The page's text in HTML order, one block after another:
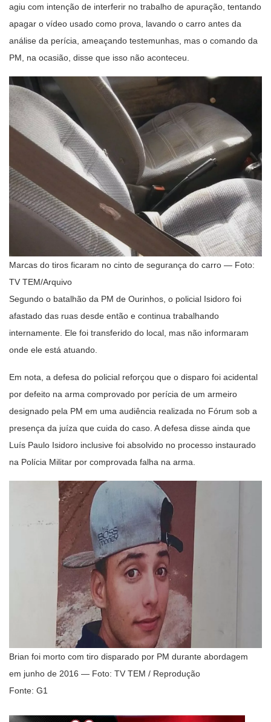
agiu com intenção de interferir no trabalho de apuração, tentando
apagar o vídeo usado como prova, lavando o carro antes da
análise da perícia, ameaçando testemunhas, mas o comando da
PM, na ocasião, disse que isso não aconteceu.
Marcas do tiros ficaram no cinto de segurança do carro — Foto:
TV TEM/Arquivo
Segundo o batalhão da PM de Ourinhos, o policial Isidoro foi
afastado das ruas desde então e continua trabalhando
internamente. Ele foi transferido do local, mas não informaram
onde ele está atuando.
Em nota, a defesa do policial reforçou que o disparo foi acidental
por defeito na arma comprovado por perícia de um armeiro
designado pela PM em uma audiência realizada no Fórum sob a
presença da juíza que cuida do caso. A defesa disse ainda que
Luís Paulo Isidoro inclusive foi absolvido no processo instaurado
na Polícia Militar por comprovada falha na arma.
Brian foi morto com tiro disparado por PM durante abordagem
em junho de 2016 — Foto: TV TEM / Reprodução
Fonte: G1